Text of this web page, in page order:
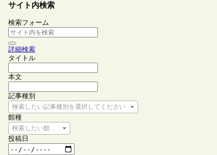
サイト内検索
検索フォーム
詳細検索
タイトル
本文
記事種別
検索したい記事種別を選択してください
館種
検索したい館種を選択してください
投稿日